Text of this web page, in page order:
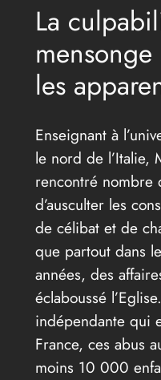
La
les
Enseignant à
le nord de l’Italie,
rencontré nombre
d’ausculter les
de célibat et de
que partout dans
années, des
éclaboussé
indépendante qui
France, ces abus
moins 10 000